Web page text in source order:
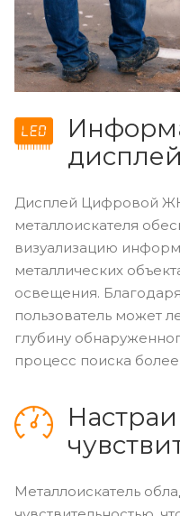
дисплей
Дисплей Цифровой
металлоискателя
визуализацию
металлических
освещения.
пользователь может
глубину
процесс поиска
Металлоискатель